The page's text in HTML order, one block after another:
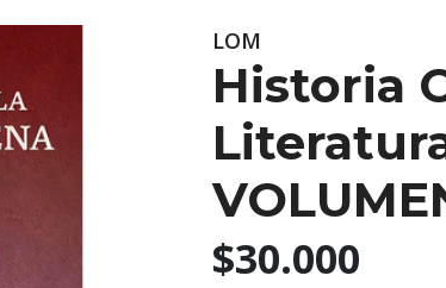
LOM
Historia
$30.000